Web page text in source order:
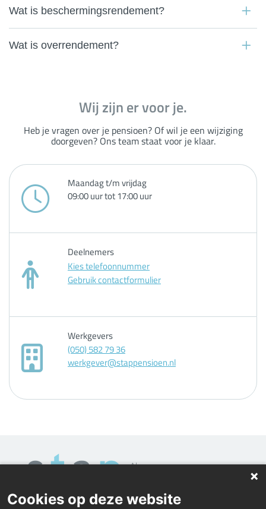
Wat is beschermingsrendement?
Wat is overrendement?
Wij zijn er voor je.
Heb je vragen over je pensioen? Of wil je een wijziging
doorgeven? Ons team staat voor je klaar.
Maandag t/m vrijdag
09:00 uur tot 17:00 uur
Deelnemers
Kies telefoonnummer
Gebruik contactformulier
Werkgevers
(050) 582 79 36
werkgever@stappensioen.nl
Cookies op deze website